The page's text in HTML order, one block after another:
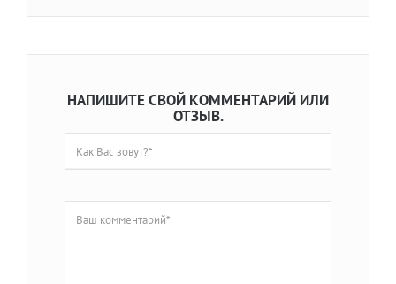
НАПИШИТЕ СВОЙ КОММЕНТАРИЙ ИЛИ
ОТЗЫВ.